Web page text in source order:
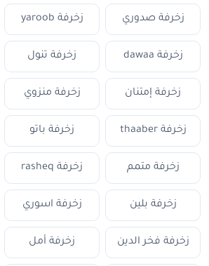
زخرفة صدوري زخرفة yaroob
زخرفة dawaa زخرفة تنول
زخرفة إمتنان زخرفة منزوي
زخرفة thaaber زخرفة باتو
زخرفة متمم زخرفة rasheq
زخرفة بلين زخرفة اسوري
زخرفة فخر الدين زخرفة أمل